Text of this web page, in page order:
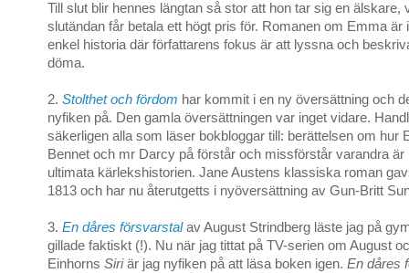
Till slut blir hennes längtan så stor att hon tar sig en älskare,
slutändan får betala ett högt pris för. Romanen om Emma är
enkel historia där författarens fokus är att lyssna och
döma.
2. Stolthet och fördom har kommit i en ny översättning och
nyfiken på. Den gamla översättningen var inget vidare.
säkerligen alla som läser bokbloggar till: berättelsen om hur
Bennet och mr Darcy på förstår och missförstår varandra är
ultimata kärlekshistorien. Jane Austens klassiska roman
1813 och har nu återutgetts i nyöversättning av Gun-Britt
3. En dåres försvarstalav August Strindberg läste jag på
gillade faktiskt (!). Nu när jag tittat på TV-serien om August
Einhorns Siriär jag nyfiken på att läsa boken igen. En dåres